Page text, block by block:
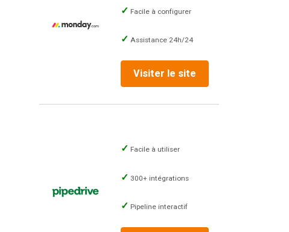
Facile à configurer
Assistance 24h/24
Visiter le site
Facile à utiliser
300+ intégrations
Pipeline interactif